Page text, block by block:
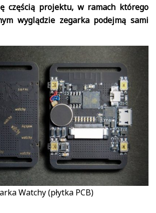
częścią projektu, w ramach którego
wyglądzie zegarka podejmą sami
Watchy (płytka PCB)